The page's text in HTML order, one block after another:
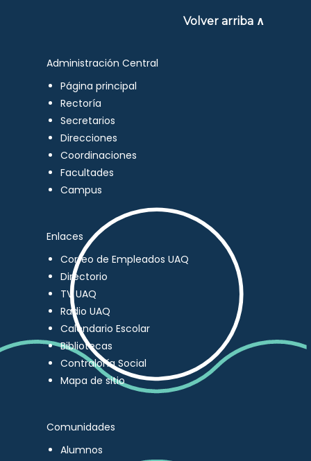
Volver arriba ∧
Administración Central
Página principal
Rectoría
Secretarios
Direcciones
Coordinaciones
Facultades
Campus
Enlaces
Correo de Empleados UAQ
Directorio
TV UAQ
Radio UAQ
Calendario Escolar
Bibliotecas
Contraloría Social
Mapa de sitio
Comunidades
Alumnos